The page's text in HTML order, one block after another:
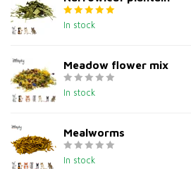
In stock
Meadow flower mix
In stock
Mealworms
In stock